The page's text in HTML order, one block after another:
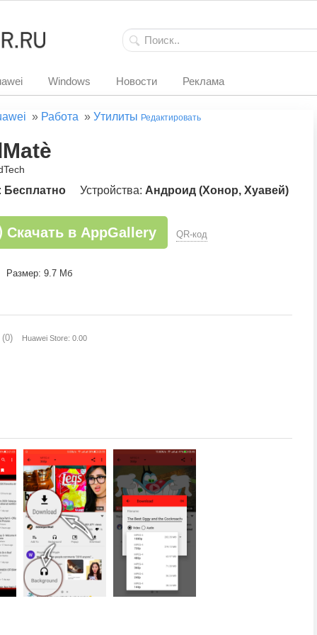
Windows Новости Реклама
» Работа » Утилиты Редактировать
Бесплатно Устройства: Андроид (Хонор, Хуавей)
Скачать в AppGallery QR-код
Размер: 9.7 Мб
(0) Huawei Store: 0.00